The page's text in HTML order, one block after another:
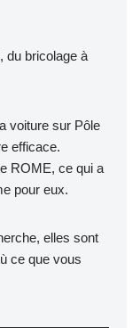
du bricolage à
voiture sur Pôle
efficace.
ROME, ce qui a
pour eux.
elles sont
ce que vous